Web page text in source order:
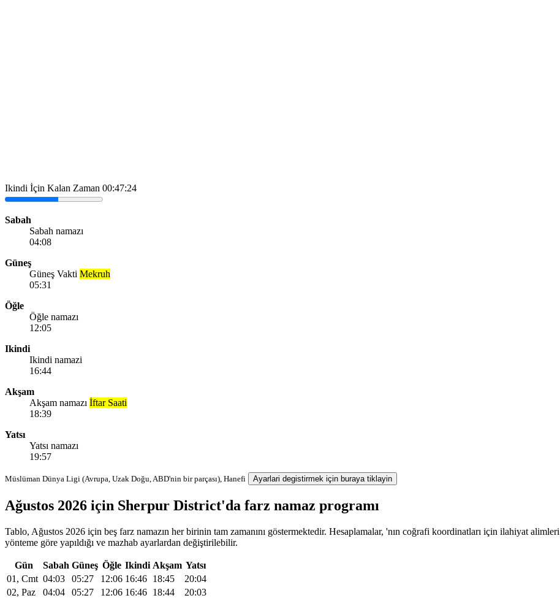
Ikindi İçin Kalan Zaman 00:47:24
Sabah
Sabah namazı
04:08
Güneş
Güneş Vakti Mekruh
05:31
Öğle
Öğle namazı
12:05
Ikindi
Ikindi namazi
16:44
Akşam
Akşam namazı İftar Saati
18:39
Yatsı
Yatsı namazı
19:57
Müslüman Dünya Ligi (Avrupa, Uzak Doğu, ABD'nin bir parçası), Hanefi Ayarlari degistirmek için buraya tiklayin
Ağustos 2026 için Sherpur District'da farz namaz programı
Tablo, Ağustos 2026 için beş farz namazın her birinin tam zamanını göstermektedir. Hesaplamalar, 'nın coğrafi koordinatları için ilahiyat
yönteme göre yapıldığı ve mazhab ayarlardan değiştirilebilir.
Gün Sabah Güneş Öğle Ikindi Akşam Yatsı
01, Cmt 04:03 05:27 12:06 16:46 18:45
20:04
02, Paz
04:04 05:27 12:06 16:46 18:44
20:03